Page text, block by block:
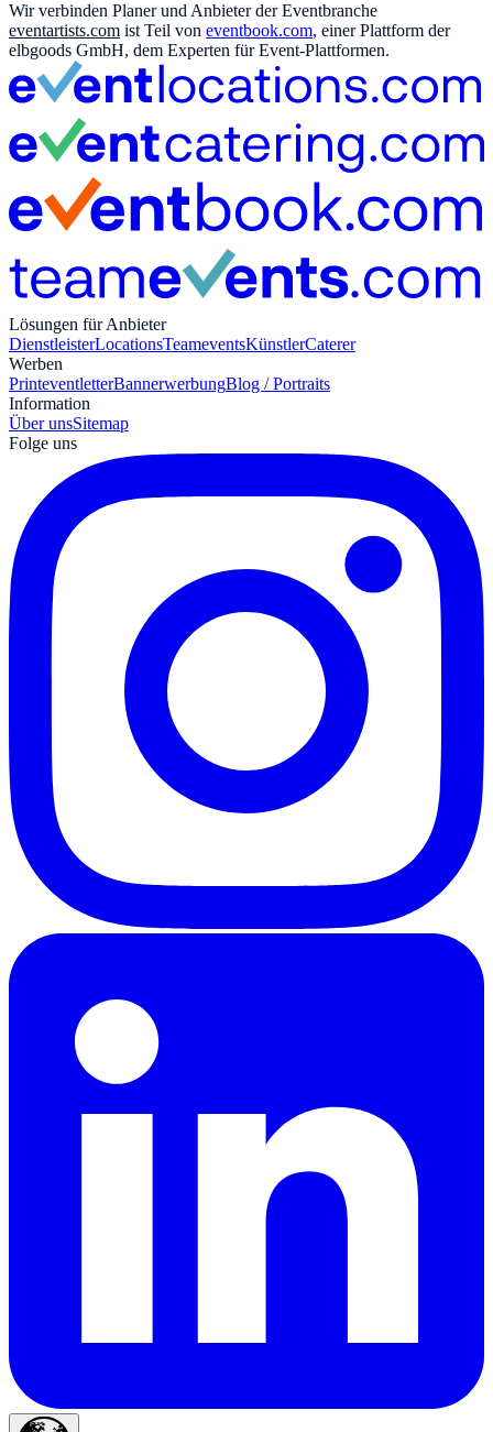
Wir verbinden Planer und Anbieter der Eventbranche
eventartists.com ist Teil von eventbook.com, einer Plattform der
elbgoods GmbH, dem Experten für Event-Plattformen.
Lösungen für Anbieter
DienstleisterLocationsTeameventsKünstlerCaterer
Werben
PrinteventletterBannerwerbungBlog / Portraits
Information
Über unsSitemap
Folge uns